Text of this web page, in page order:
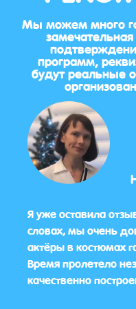
Мы можем много
программ,
будут реальные
Я уже оставила
словах, мы очень
актёры в костюмах
Время пролетело
качественно